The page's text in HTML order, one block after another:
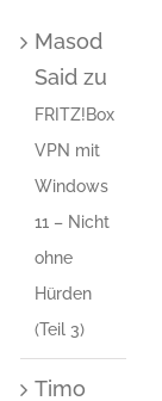
Masod
Saidzu
FRITZ!Box
VPN mit
Windows
11 – Nicht
ohne
Hürden
(Teil 3)
Timo